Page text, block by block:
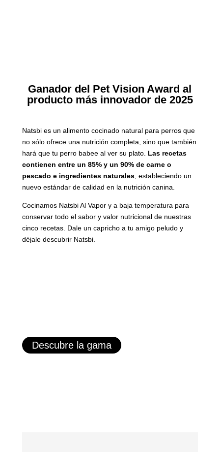
Ganador del Pet Vision Award al
producto más innovador de 2025
Natsbi es un alimento cocinado natural para perros que
no sólo ofrece una nutrición completa, sino que también
hará que tu perro babee al ver su plato. Las recetas
contienen entre un 85% y un 90% de carne o
pescado e ingredientes naturales, estableciendo un
nuevo estándar de calidad en la nutrición canina.
Cocinamos Natsbi Al Vapor y a baja temperatura para
conservar todo el sabor y valor nutricional de nuestras
cinco recetas. Dale un capricho a tu amigo peludo y
déjale descubrir Natsbi.
Descubre la gama